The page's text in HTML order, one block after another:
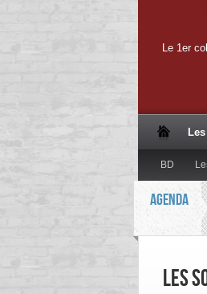
Le 1er
BD
AGENDA
Les